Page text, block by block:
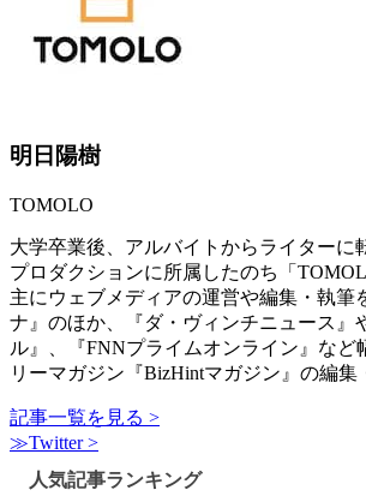
明日陽樹
TOMOLO
大学卒業後、アルバイトからライターに
プロダクションに所属したのち「
主にウェブメディアの運営や編集・執筆
ナ』のほか、『ダ・ヴィンチニュース』
ル』、『FNNプライムオンライン』など
リーマガジン『BizHintマガジン』の編集
記事一覧を見る >
≫Twitter >
人気記事ランキング